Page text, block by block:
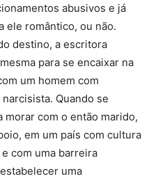
abusivos e já
ele romântico, ou não.
destino, a escritora
para se encaixar na
um homem com
Quando se
morar com o então marido,
em um país com cultura
com uma barreira
uma